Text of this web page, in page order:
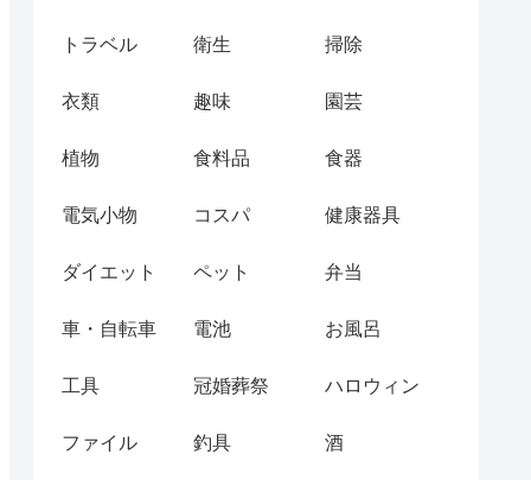
トラベル 衛生 掃除
衣類 趣味 園芸
植物 食料品 食器
電気小物 コスパ 健康器具
ダイエット ペット 弁当
車・自転車 電池 お風呂
工具 冠婚葬祭 ハロウィン
ファイル 釣具 酒